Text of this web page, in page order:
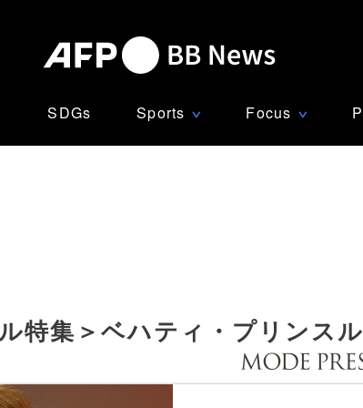
SDGs Sports ∨ Focus ∨
特集＞ベハティ・プリンス